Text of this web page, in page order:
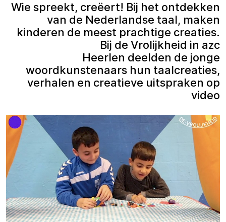
Wie spreekt, creëert! Bij het ontdekken
van de Nederlandse taal, maken
kinderen de meest prachtige creaties.
Bij de Vrolijkheid in azc
Heerlen deelden de jonge
woordkunstenaars hun taalcreaties,
verhalen en creatieve uitspraken op
video